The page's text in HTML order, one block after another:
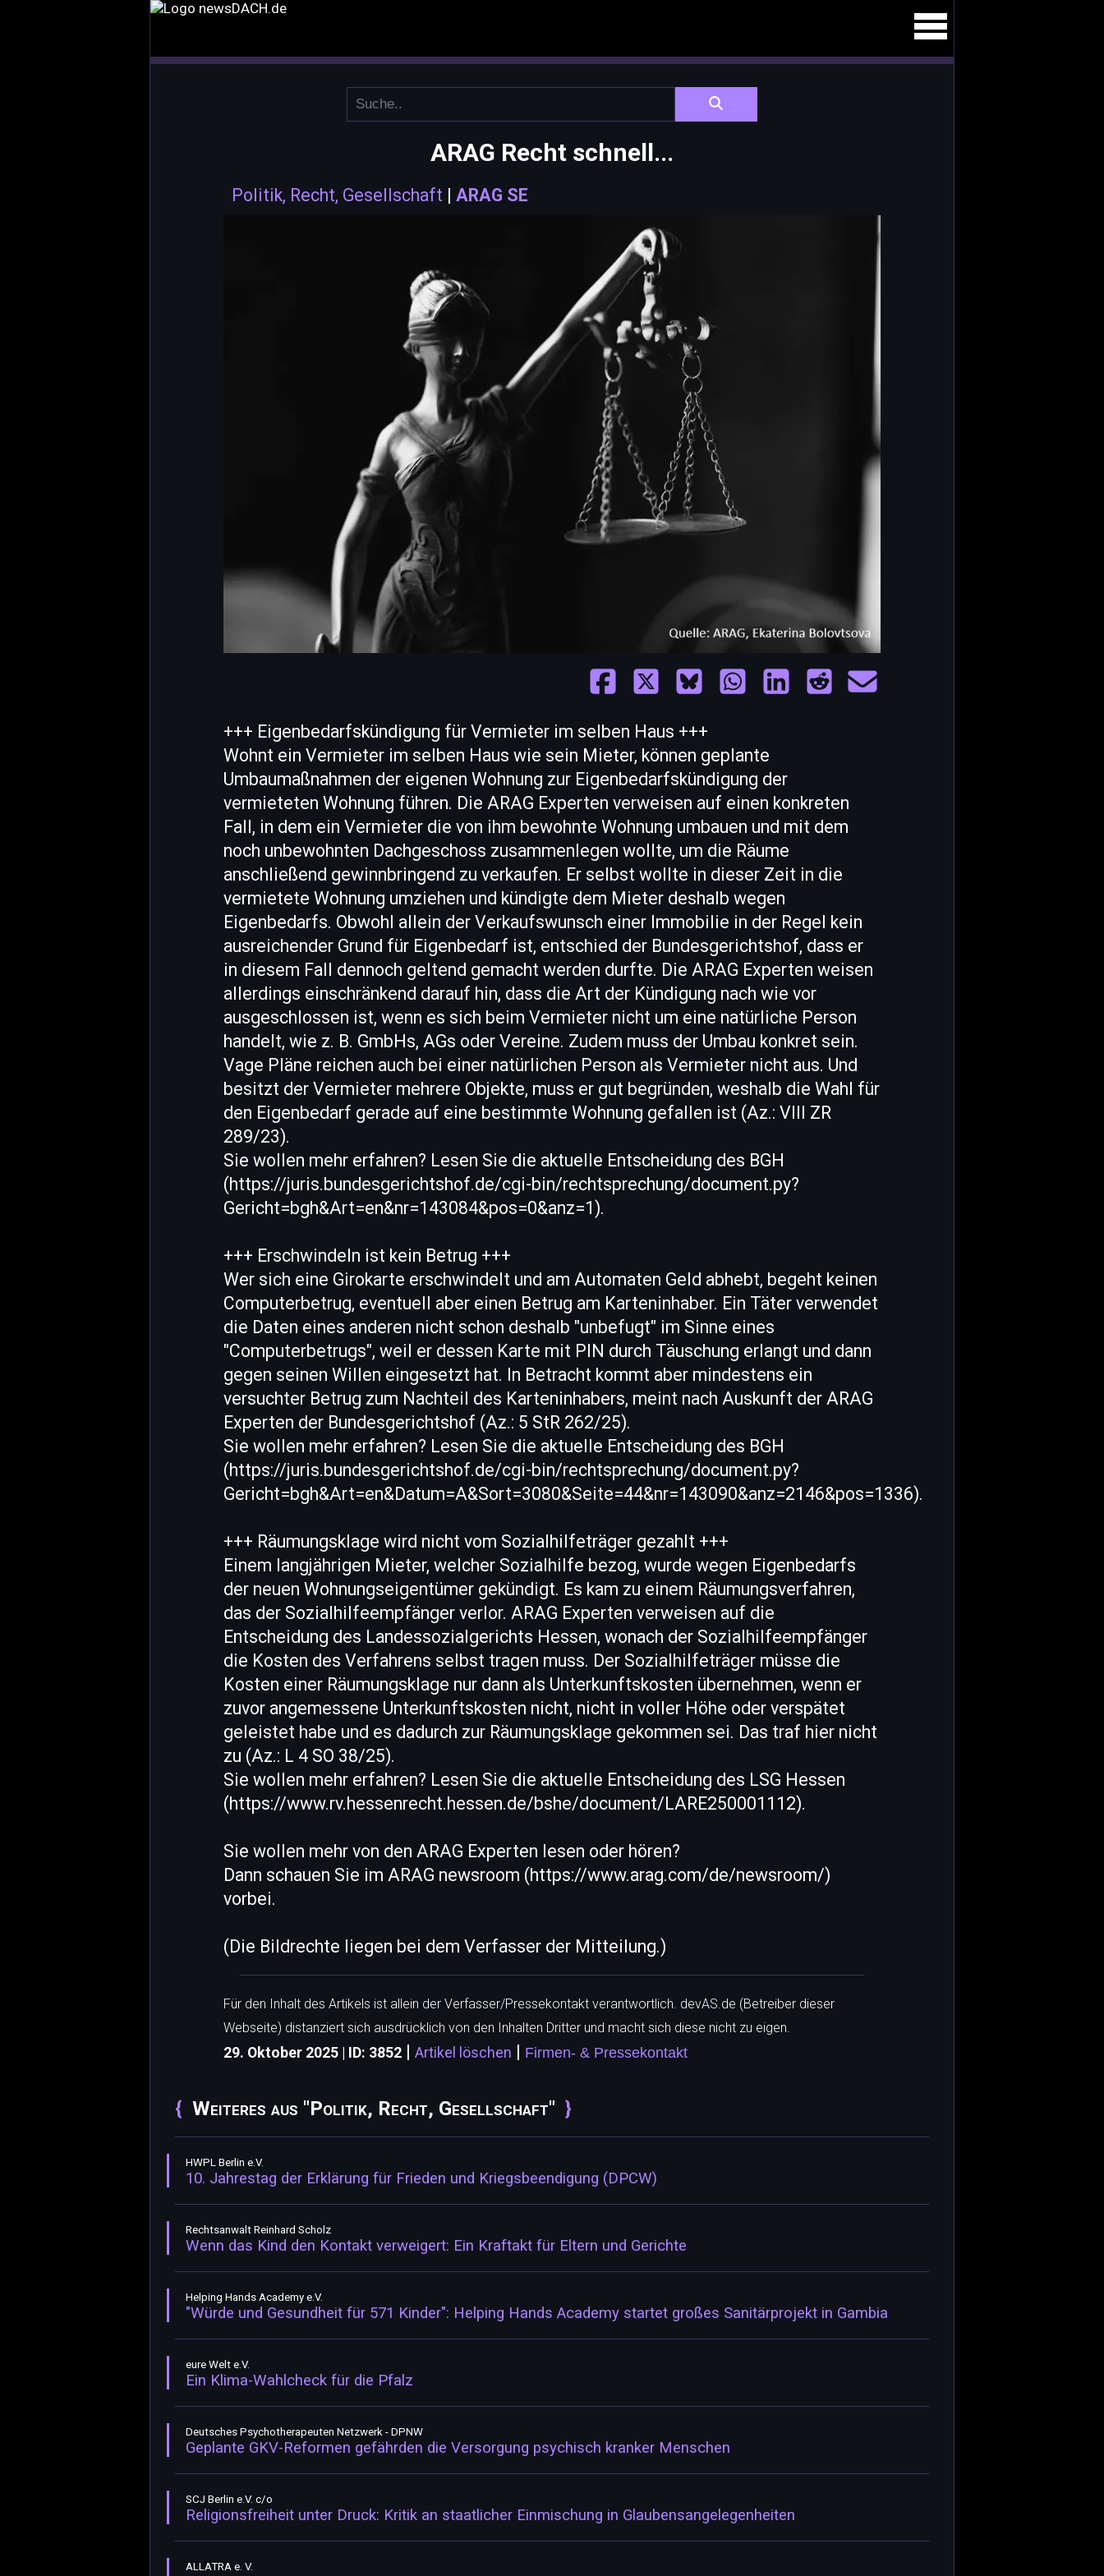
ARAG Recht schnell...
Politik, Recht, Gesellschaft | ARAG SE
+++ Eigenbedarfskündigung für Vermieter im selben Haus +++
Wohnt ein Vermieter im selben Haus wie sein Mieter, können geplante
Umbaumaßnahmen der eigenen Wohnung zur Eigenbedarfskündigung der
vermieteten Wohnung führen. Die ARAG Experten verweisen auf einen konkreten
Fall, in dem ein Vermieter die von ihm bewohnte Wohnung umbauen und mit dem
noch unbewohnten Dachgeschoss zusammenlegen wollte, um die Räume
anschließend gewinnbringend zu verkaufen. Er selbst wollte in dieser Zeit in die
vermietete Wohnung umziehen und kündigte dem Mieter deshalb wegen
Eigenbedarfs. Obwohl allein der Verkaufswunsch einer Immobilie in der Regel kein
ausreichender Grund für Eigenbedarf ist, entschied der Bundesgerichtshof, dass er
in diesem Fall dennoch geltend gemacht werden durfte. Die ARAG Experten weisen
allerdings einschränkend darauf hin, dass die Art der Kündigung nach wie vor
ausgeschlossen ist, wenn es sich beim Vermieter nicht um eine natürliche Person
handelt, wie z. B. GmbHs, AGs oder Vereine. Zudem muss der Umbau konkret sein.
Vage Pläne reichen auch bei einer natürlichen Person als Vermieter nicht aus. Und
besitzt der Vermieter mehrere Objekte, muss er gut begründen, weshalb die Wahl für
den Eigenbedarf gerade auf eine bestimmte Wohnung gefallen ist (Az.: VIII ZR
289/23).
Sie wollen mehr erfahren? Lesen Sie die aktuelle Entscheidung des BGH
(https://juris.bundesgerichtshof.de/cgi-bin/rechtsprechung/document.py?
Gericht=bgh&Art=en&nr=143084&pos=0&anz=1).
+++ Erschwindeln ist kein Betrug +++
Wer sich eine Girokarte erschwindelt und am Automaten Geld abhebt, begeht keinen
Computerbetrug, eventuell aber einen Betrug am Karteninhaber. Ein Täter verwendet
die Daten eines anderen nicht schon deshalb "unbefugt" im Sinne eines
"Computerbetrugs", weil er dessen Karte mit PIN durch Täuschung erlangt und dann
gegen seinen Willen eingesetzt hat. In Betracht kommt aber mindestens ein
versuchter Betrug zum Nachteil des Karteninhabers, meint nach Auskunft der ARAG
Experten der Bundesgerichtshof (Az.: 5 StR 262/25).
Sie wollen mehr erfahren? Lesen Sie die aktuelle Entscheidung des BGH
(https://juris.bundesgerichtshof.de/cgi-bin/rechtsprechung/document.py?
Gericht=bgh&Art=en&Datum=A&Sort=3080&Seite=44&nr=143090&anz=2146&pos=1336).
+++ Räumungsklage wird nicht vom Sozialhilfeträger gezahlt +++
Einem langjährigen Mieter, welcher Sozialhilfe bezog, wurde wegen Eigenbedarfs
der neuen Wohnungseigentümer gekündigt. Es kam zu einem Räumungsverfahren,
das der Sozialhilfeempfänger verlor. ARAG Experten verweisen auf die
Entscheidung des Landessozialgerichts Hessen, wonach der Sozialhilfeempfänger
die Kosten des Verfahrens selbst tragen muss. Der Sozialhilfeträger müsse die
Kosten einer Räumungsklage nur dann als Unterkunftskosten übernehmen, wenn er
zuvor angemessene Unterkunftskosten nicht, nicht in voller Höhe oder verspätet
geleistet habe und es dadurch zur Räumungsklage gekommen sei. Das traf hier nicht
zu (Az.: L 4 SO 38/25).
Sie wollen mehr erfahren? Lesen Sie die aktuelle Entscheidung des LSG Hessen
(https://www.rv.hessenrecht.hessen.de/bshe/document/LARE250001112).
Sie wollen mehr von den ARAG Experten lesen oder hören?
Dann schauen Sie im ARAG newsroom (https://www.arag.com/de/newsroom/)
vorbei.
(Die Bildrechte liegen bei dem Verfasser der Mitteilung.)
Für den Inhalt des Artikels ist allein der Verfasser/Pressekontakt verantwortlich. devAS.de (Betreiber dieser
Webseite) distanziert sich ausdrücklich von den Inhalten Dritter und macht sich diese nicht zu eigen.
29. Oktober 2025 | ID: 3852 | Artikel löschen | Firmen- & Pressekontakt
Weiteres aus "Politik, Recht, Gesellschaft"
HWPL Berlin e.V.
10. Jahrestag der Erklärung für Frieden und Kriegsbeendigung (DPCW)
Rechtsanwalt Reinhard Scholz
Wenn das Kind den Kontakt verweigert: Ein Kraftakt für Eltern und Gerichte
Helping Hands Academy e.V.
"Würde und Gesundheit für 571 Kinder": Helping Hands Academy startet großes Sanitärprojekt in Gambia
eure Welt e.V.
Ein Klima-Wahlcheck für die Pfalz
Deutsches Psychotherapeuten Netzwerk - DPNW
Geplante GKV-Reformen gefährden die Versorgung psychisch kranker Menschen
SCJ Berlin e.V. c/o
Religionsfreiheit unter Druck: Kritik an staatlicher Einmischung in Glaubensangelegenheiten
ALLATRA e. V.